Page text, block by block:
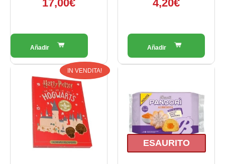
17,00€ 4,20€
IN VENDITA!
Il
prezzo
originale
era:
18,00€.
Il
è:
5,00€.
ESAURITO